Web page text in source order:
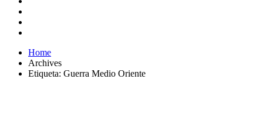
Home
Archives
Etiqueta: Guerra Medio Oriente